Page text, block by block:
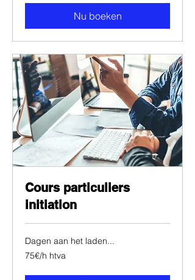
Nu boeken
Cours particuliers
initiation
Dagen aan het laden...
75€/h
htva
75€/h htva